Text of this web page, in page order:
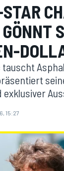
exklusiver
15:27